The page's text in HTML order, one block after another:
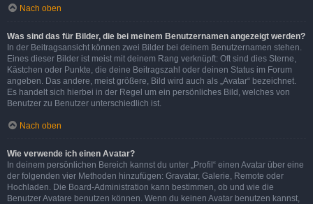
Nach oben
Was sind das für Bilder, die bei meinem Benutzernamen angezeigt werden?
In der Beitragsansicht können zwei Bilder bei deinem Benutzernamen stehen.
Eines dieser Bilder ist meist mit deinem Rang verknüpft: Oft sind dies Sterne,
Kästchen oder Punkte, die deine Beitragszahl oder deinen Status im Forum
angeben. Das andere, meist größere, Bild wird auch als „Avatar“ bezeichnet.
Es handelt sich hierbei in der Regel um ein persönliches Bild, welches von
Benutzer zu Benutzer unterschiedlich ist.
Nach oben
Wie verwende ich einen Avatar?
In deinem persönlichen Bereich kannst du unter „Profil“ einen Avatar über eine
der folgenden vier Methoden hinzufügen: Gravatar, Galerie, Remote oder
Hochladen. Die Board-Administration kann bestimmen, ob und wie die
Benutzer Avatare benutzen können. Wenn du keinen Avatar benutzen kannst,